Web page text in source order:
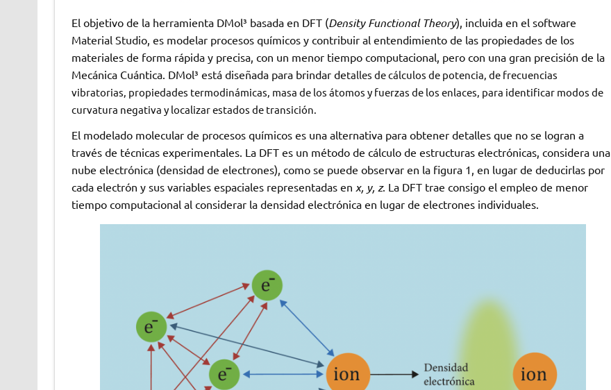
El objetivo de la herramienta DMol³ basada en DFT (Density Functional Theory), incluida en el software
Material Studio, es modelar procesos químicos y contribuir al entendimiento de las propiedades de los
materiales de forma rápida y precisa, con un menor tiempo computacional, pero con una gran precisión de la
Mecánica Cuántica. DMol³ está diseñada para brindar detalles de cálculos de potencia, de frecuencias
vibratorias, propiedades termodinámicas, masa de los átomos y fuerzas de los enlaces, para identificar modos de
curvatura negativa y localizar estados de transición.
El modelado molecular de procesos químicos es una alternativa para obtener detalles que no se logran a
través de técnicas experimentales. La DFT es un método de cálculo de estructuras electrónicas, considera una
nube electrónica (densidad de electrones), como se puede observar en la figura 1, en lugar de deducirlas por
cada electrón y sus variables espaciales representadas en x, y, z. La DFT trae consigo el empleo de menor
tiempo computacional al considerar la densidad electrónica en lugar de electrones individuales.